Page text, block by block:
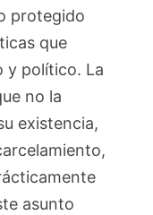
protegido
que
y político. La
no la
existencia,
asunto